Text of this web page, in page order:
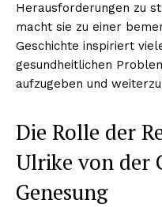
Herausforderungen zu
macht sie zu einer
Geschichte inspiriert
gesundheitlichen
aufzugeben und
Die Rolle der
Ulrike von der
Genesung